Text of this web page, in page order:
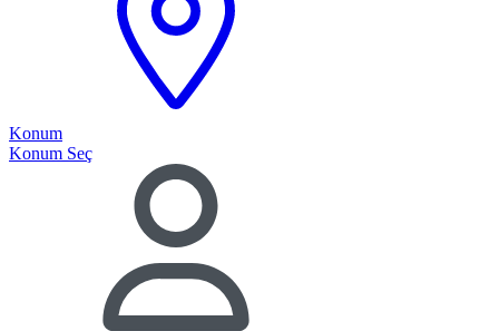
Konum
Konum Seç